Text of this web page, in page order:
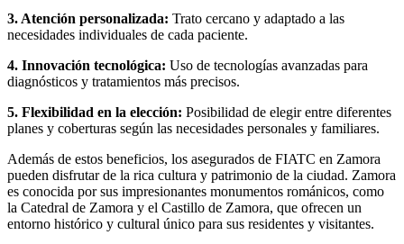
3. Atención personalizada: Trato cercano y adaptado a las
necesidades individuales de cada paciente.
4. Innovación tecnológica: Uso de tecnologías avanzadas para
diagnósticos y tratamientos más precisos.
5. Flexibilidad en la elección: Posibilidad de elegir entre diferentes
planes y coberturas según las necesidades personales y familiares.
Además de estos beneficios, los asegurados de FIATC en Zamora
pueden disfrutar de la rica cultura y patrimonio de la ciudad. Zamora
es conocida por sus impresionantes monumentos románicos, como
la Catedral de Zamora y el Castillo de Zamora, que ofrecen un
entorno histórico y cultural único para sus residentes y visitantes.